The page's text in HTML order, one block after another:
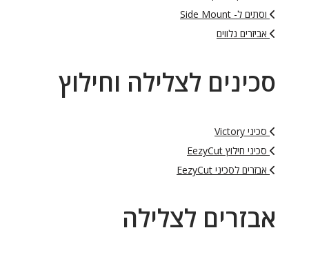
וסתים ל- Side Mount
אביזרים נלווים
סכינים לצלילה וחילוץ
סכיני Victory
סכיני חילוץ EezyCut
אבזרים לסכיני EezyCut
אבזרים לצלילה